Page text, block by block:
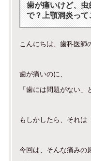
歯が痛いけど、
で？上顎洞炎って
こんにちは、歯科医師
歯が痛いのに、
「歯には問題がない
もしかしたら、それは
今回は、そんな痛みの